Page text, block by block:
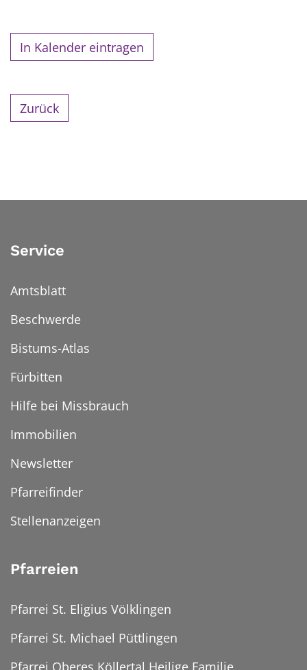
In Kalender eintragen
Zurück
Service
Amtsblatt
Beschwerde
Bistums-Atlas
Fürbitten
Hilfe bei Missbrauch
Immobilien
Newsletter
Pfarreifinder
Stellenanzeigen
Pfarreien
Pfarrei St. Eligius Völklingen
Pfarrei St. Michael Püttlingen